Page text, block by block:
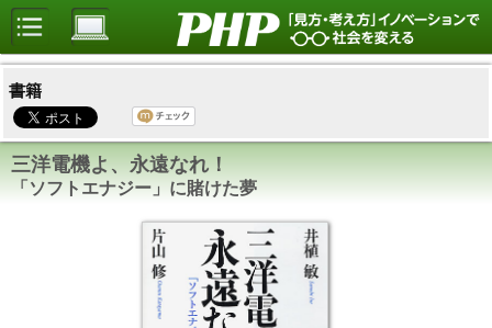
書籍
三洋電機よ、永遠なれ！
「ソフトエナジー」に賭けた夢